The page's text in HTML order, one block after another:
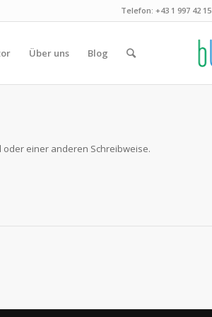
Telefon: +43 1 997 42 15
Über uns Blog
einer anderen Schreibweise.